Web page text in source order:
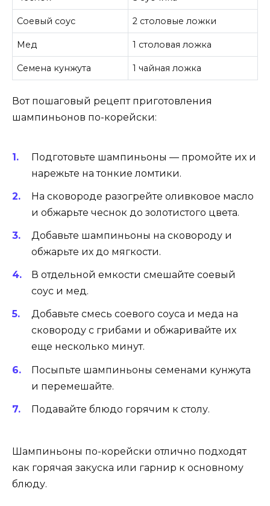
Соевый соус 2 столовые ложки
Мед 1 столовая ложка
Семена кунжута 1 чайная ложка
Вот пошаговый рецепт приготовления
шампиньонов по-корейски:
Подготовьте шампиньоны — промойте их и
нарежьте на тонкие ломтики.
На сковороде разогрейте оливковое масло
и обжарьте чеснок до золотистого цвета.
Добавьте шампиньоны на сковороду и
обжарьте их до мягкости.
В отдельной емкости смешайте соевый
соус и мед.
Добавьте смесь соевого соуса и меда на
сковороду с грибами и обжаривайте их
еще несколько минут.
Посыпьте шампиньоны семенами кунжута
и перемешайте.
Подавайте блюдо горячим к столу.
Шампиньоны по-корейски отлично подходят
как горячая закуска или гарнир к основному
блюду.